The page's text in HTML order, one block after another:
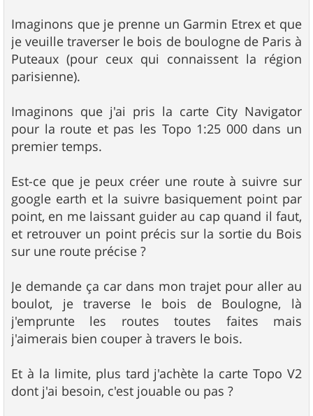
Imaginons que je prenne un Garmin Etrex et que
je veuille traverser le bois de boulogne de Paris à
Puteaux (pour ceux qui connaissent la région
parisienne).
Imaginons que j'ai pris la carte City Navigator
pour la route et pas les Topo 1:25 000 dans un
premier temps.
Est-ce que je peux créer une route à suivre sur
google earth et la suivre basiquement point par
point, en me laissant guider au cap quand il faut,
et retrouver un point précis sur la sortie du Bois
sur une route précise ?
Je demande ça car dans mon trajet pour aller au
boulot, je traverse le bois de Boulogne, là
j'emprunte les routes toutes faites mais
j'aimerais bien couper à travers le bois.
Et à la limite, plus tard j'achète la carte Topo V2
dont j'ai besoin, c'est jouable ou pas ?